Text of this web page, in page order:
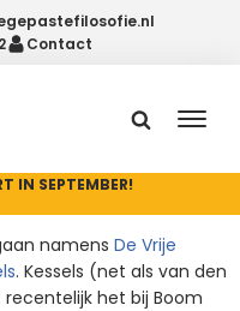
Contact
IN SEPTEMBER!
namens De Vrije
. Kessels (net als van den
het bij Boom